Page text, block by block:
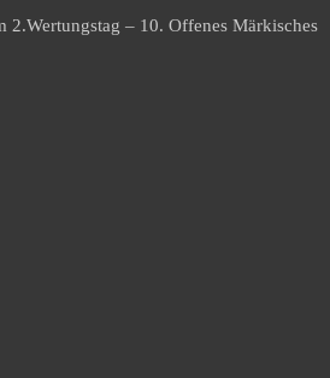
2.Wertungstag – 10. Offenes Märkisches